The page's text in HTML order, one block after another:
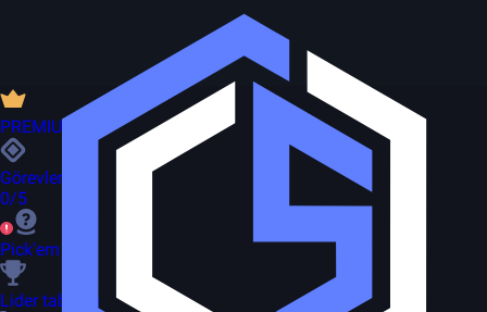
PREMIUM
Görevler
0/5
Pick'em
Lider tablosu